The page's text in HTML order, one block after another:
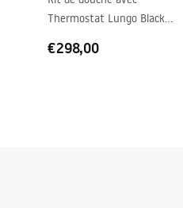
Thermostat Lungo Black
€298,00